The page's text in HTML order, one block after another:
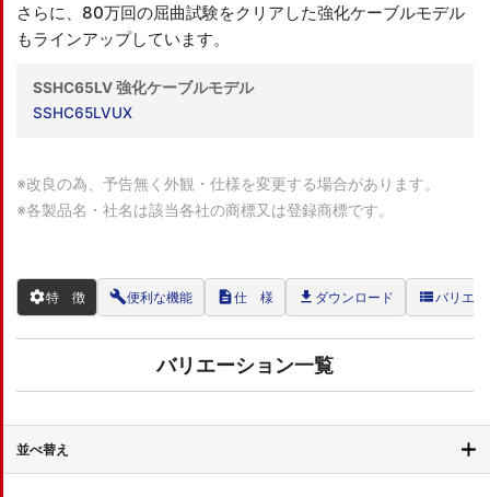
さらに、80万回の屈曲試験をクリアした強化ケーブルモデル
もラインアップしています。
SSHC65LV 強化ケーブルモデル
SSHC65LVUX
※改良の為、予告無く外観・仕様を変更する場合があります。
※各製品名・社名は該当各社の商標又は登録商標です。
settings特 徴 build便利な機能 description仕 様 file_download ダウンロード view_listバリエ
バリエーション一覧
並べ替え